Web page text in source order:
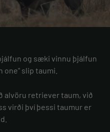
og sæki vinnu þjálfun
one" slip taumi.
alvöru retriever taum, við
virði því þessi taumur er